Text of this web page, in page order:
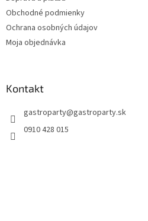
Obchodné podmienky
Ochrana osobných údajov
Moja objednávka
Kontakt
gastroparty@gastroparty.sk
0910 428 015